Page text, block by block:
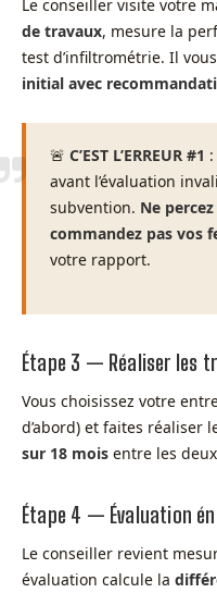
Le conseiller visite votre
de travaux, mesure la
test d’infiltrométrie. Il
initial avec
🚨 C’EST L’ERREUR #1
avant l’évaluation
subvention. Ne
commandez pas vos
votre rapport.
Étape 3 — Réaliser les
Vous choisissez votre
d’abord) et faites réaliser
sur 18 mois entre les
Étape 4 — Évaluation
Le conseiller revient
évaluation calcule la